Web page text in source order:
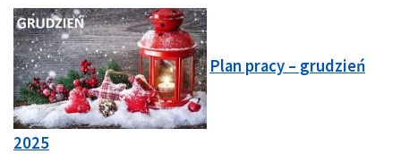
Plan pracy – grudzień
2025